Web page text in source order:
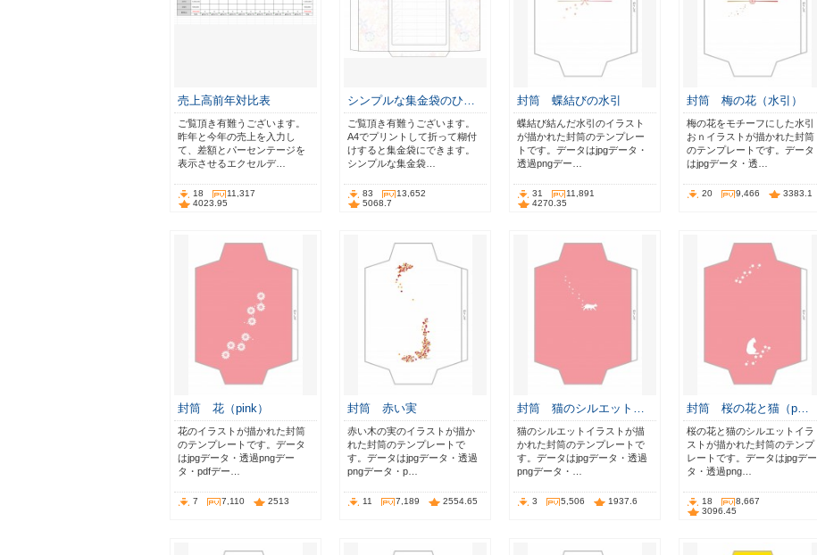
売上高前年対比表
ご覧頂き有難うございます。
昨年と今年の売上を入力し
て、差額とパーセンテージを
表示させるエクセルデ…
18
11,317
4023.95
シンプルな集金袋のひ…
ご覧頂き有難うございます。
A4でプリントして折って糊付
けすると集金袋にできます。
シンプルな集金袋…
83
13,652
5068.7
封筒 蝶結びの水引
蝶結び結んだ水引のイラスト
が描かれた封筒のテンプレー
トです。データはjpgデータ・
透過pngデー…
31
11,891
4270.35
封筒 梅の花（水引）
梅の花をモチーフにした水引
おｎイラストが描かれた封筒
のテンプレートです。データ
はjpgデータ・透…
20 9,466 3383.1
封筒 花（pink）
花のイラストが描かれた封筒
のテンプレートです。データ
はjpgデータ・透過pngデー
タ・pdfデー…
7 7,110 2513
封筒 赤い実
赤い木の実のイラストが描か
れた封筒のテンプレートで
す。データはjpgデータ・透過
pngデータ・p…
11 7,189 2554.65
封筒 猫のシルエット…
猫のシルエットイラストが描
かれた封筒のテンプレートで
す。データはjpgデータ・透過
pngデータ・…
3 5,506 1937.6
封筒 桜の花と猫（p…
桜の花と猫のシルエットイラ
ストが描かれた封筒のテンプ
レートです。データはjpgデー
タ・透過png…
18
8,667
3096.45